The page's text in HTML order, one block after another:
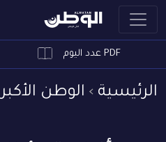
PDF عدد اليوم
الرئيسية الوطن الأكبر